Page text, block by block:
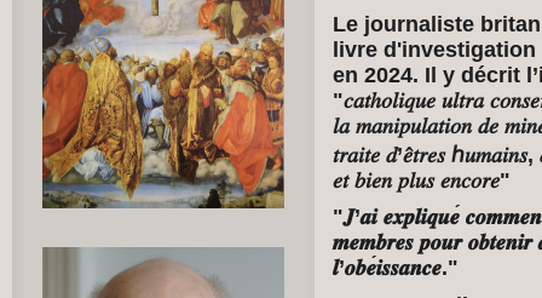
Le journaliste
livre d'investigation
en 2024. Il y décrit
"𝑐𝑎𝑡ℎ𝑜𝑙𝑖𝑞𝑢𝑒 𝑢𝑙𝑡𝑟𝑎
𝑙𝑎 𝑚𝑎𝑛𝑖𝑝𝑢𝑙𝑎𝑡𝑖𝑜𝑛 𝑑𝑒
𝑡𝑟𝑎𝑖𝑡𝑒 𝑑’𝑒̂𝑡𝑟𝑒𝑠 ℎ𝑢𝑚𝑎𝑖𝑛𝑠,
𝑒𝑡 𝑏𝑖𝑒𝑛 𝑝𝑙𝑢𝑠 𝑒𝑛𝑐𝑜𝑟𝑒"
"𝑱’𝒂𝒊 𝒆𝒙𝒑𝒍𝒊𝒒𝒖𝒆
𝒎𝒆𝒎𝒃𝒓𝒆𝒔 𝒑𝒐𝒖𝒓 𝒐𝒃𝒕𝒆𝒏𝒊𝒓
𝒍’𝒐𝒃𝒆𝒊𝒔𝒔𝒂𝒏𝒄𝒆."